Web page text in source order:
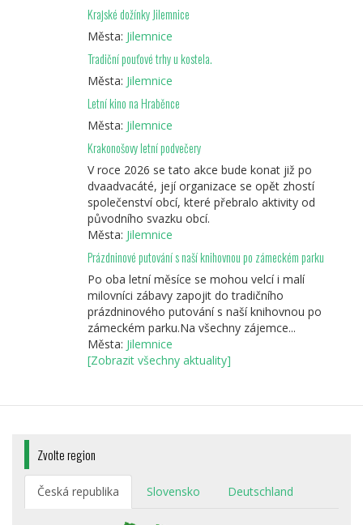
Krajské dožínky Jilemnice
Města: Jilemnice
Tradiční pouťové trhy u kostela.
Města: Jilemnice
Letní kino na Hraběnce
Města: Jilemnice
Krakonošovy letní podvečery
V roce 2026 se tato akce bude konat již po
dvaadvacáté, její organizace se opět zhostí
společenství obcí, které přebralo aktivity od
původního svazku obcí.
Města: Jilemnice
Prázdninové putování s naší knihovnou po zámeckém parku
Po oba letní měsíce se mohou velcí i malí
milovníci zábavy zapojit do tradičního
prázdninového putování s naší knihovnou po
zámeckém parku.Na všechny zájemce...
Města: Jilemnice
[Zobrazit všechny aktuality]
Zvolte region
Česká republika Slovensko Deutschland